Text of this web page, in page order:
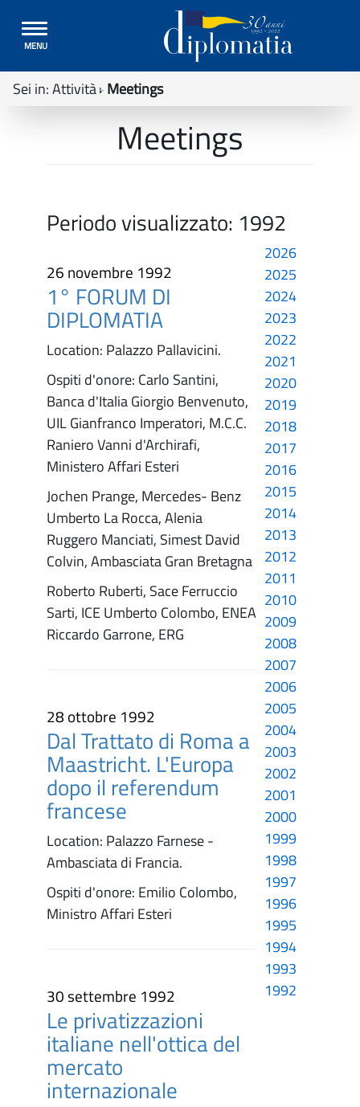
Toggle
navigation
MENU
Sei in:Attività Meetings
Meetings
Periodo visualizzato: 1992
26 novembre 1992
1° FORUM DI
DIPLOMATIA
Location: Palazzo Pallavicini.
Ospiti d'onore: Carlo Santini,
Banca d'Italia Giorgio Benvenuto,
UIL Gianfranco Imperatori, M.C.C.
Raniero Vanni d'Archirafi,
Ministero Affari Esteri
Jochen Prange, Mercedes- Benz
Umberto La Rocca, Alenia
Ruggero Manciati, Simest David
Colvin, Ambasciata Gran Bretagna
Roberto Ruberti, Sace Ferruccio
Sarti, ICE Umberto Colombo, ENEA
Riccardo Garrone, ERG
28 ottobre 1992
Dal Trattato di Roma a
Maastricht. L'Europa
dopo il referendum
francese
Location: Palazzo Farnese -
Ambasciata di Francia.
Ospiti d'onore: Emilio Colombo,
Ministro Affari Esteri
30 settembre 1992
Le privatizzazioni
italiane nell'ottica del
mercato
internazionale
2026
2025
2024
2023
2022
2021
2020
2019
2018
2017
2016
2015
2014
2013
2012
2011
2010
2009
2008
2007
2006
2005
2004
2003
2002
2001
2000
1999
1998
1997
1996
1995
1994
1993
1992